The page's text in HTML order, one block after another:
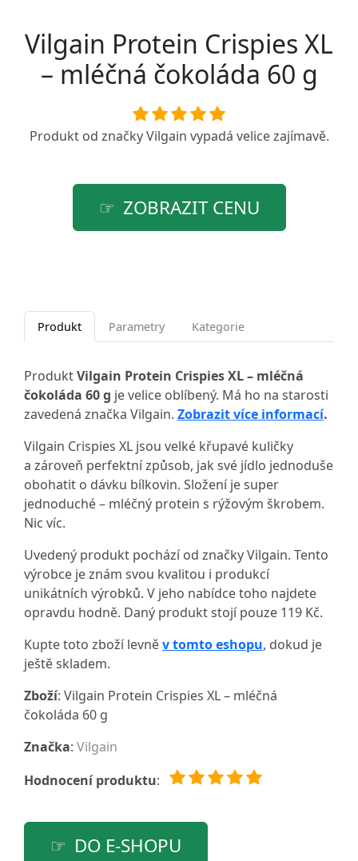
Vilgain Protein Crispies XL
– mléčná čokoláda 60 g
Produkt od značkyVilgain vypadá velice zajímavě.
ZOBRAZIT CENU
Produkt Parametry Kategorie
ProduktVilgain Protein Crispies XL – mléčná
čokoláda 60 g je velice oblíbený. Má ho na starosti
zavedená značka Vilgain. Zobrazit více informací.
Vilgain Crispies XL jsou velké křupavé kuličky
a zároveň perfektní způsob, jak své jídlo jednoduše
obohatit o dávku bílkovin. Složení je super
jednoduché – mléčný protein s rýžovým škrobem.
Nic víc.
Uvedený produkt pochází od značky Vilgain. Tento
výrobce je znám svou kvalitou i produkcí
unikátních výrobků. V jeho nabídce toho najdete
opravdu hodně. Daný produkt stojí pouze 119 Kč.
Kupte toto zboží levněv tomto eshopu, dokud je
ještě skladem.
Zboží: Vilgain Protein Crispies XL – mléčná
čokoláda 60 g
Značka: Vilgain
Hodnocení produktu:
DO E-SHOPU